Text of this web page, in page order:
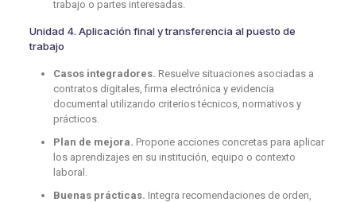
trabajo o partes interesadas.
Unidad 4. Aplicación final y transferencia al puesto de
trabajo
Casos integradores. Resuelve situaciones asociadas a
contratos digitales, firma electrónica y evidencia
documental utilizando criterios técnicos, normativos y
prácticos.
Plan de mejora. Propone acciones concretas para aplicar
los aprendizajes en su institución, equipo o contexto
laboral.
Buenas prácticas. Integra recomendaciones de orden,